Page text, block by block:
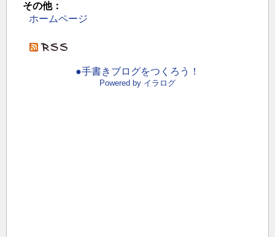
その他：
ホームページ
●手書きブログをつくろう！
Powered by イラログ